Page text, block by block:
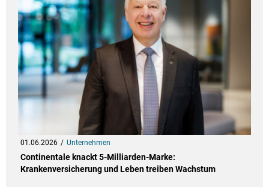
01.06.2026 Unternehmen
Continentale knackt 5-Milliarden-Marke:
Krankenversicherung und Leben treiben Wachstum